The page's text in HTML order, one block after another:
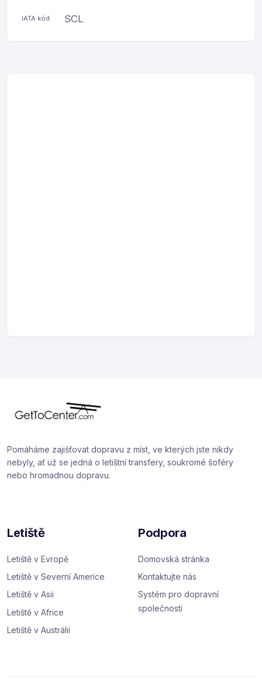
IATA kód SCL
Pomáháme zajišťovat dopravu z míst, ve kterých jste nikdy
nebyly, ať už se jedná o letištní transfery, soukromé šoféry
nebo hromadnou dopravu.
Letiště
Letiště v Evropě
Letiště v Severní Americe
Letiště v Asii
Letiště v Africe
Letiště v Austrálii
Podpora
Domovská stránka
Kontaktujte nás
Systém pro dopravní
společnosti